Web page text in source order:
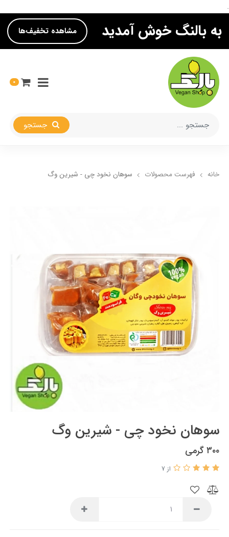
.
به بالنگ خوش آمدید مشاهده تخفیف‌ها
0
خانه فهرست محصولات سوهان نخود چی - شیرین وگ
سوهان نخود چی - شیرین وگ
۳۰۰ گرمی
از 7